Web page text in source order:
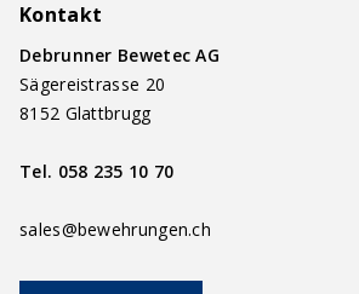
Kontakt
Debrunner Bewetec AG
Sägereistrasse 20
8152 Glattbrugg
Tel. 058 235 10 70
sales@bewehrungen.ch